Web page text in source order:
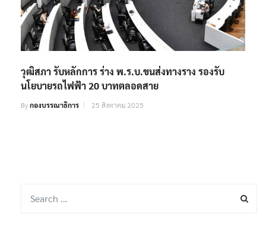
วุฒิสภา รับหลักการ ร่าง พ.ร.บ.ขนส่งทางราง รองรับ
นโยบายรถไฟฟ้า 20 บาทตลอดสาย
Byกองบรรณาธิการ 25 สิงหาคม 2025